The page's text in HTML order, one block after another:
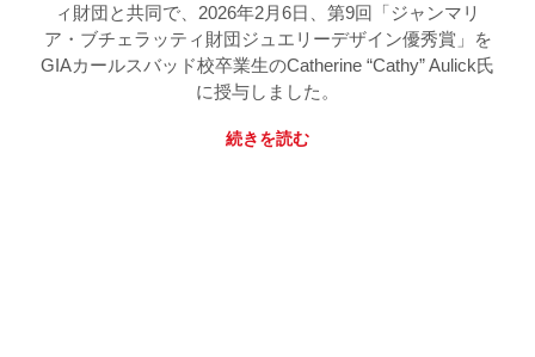
ィ財団と共同で、2026年2月6日、第9回「ジャンマリ
ア・ブチェラッティ財団ジュエリーデザイン優秀賞」を
GIAカールスバッド校卒業生のCatherine “Cathy” Aulick氏
に授与しました。
続きを読む